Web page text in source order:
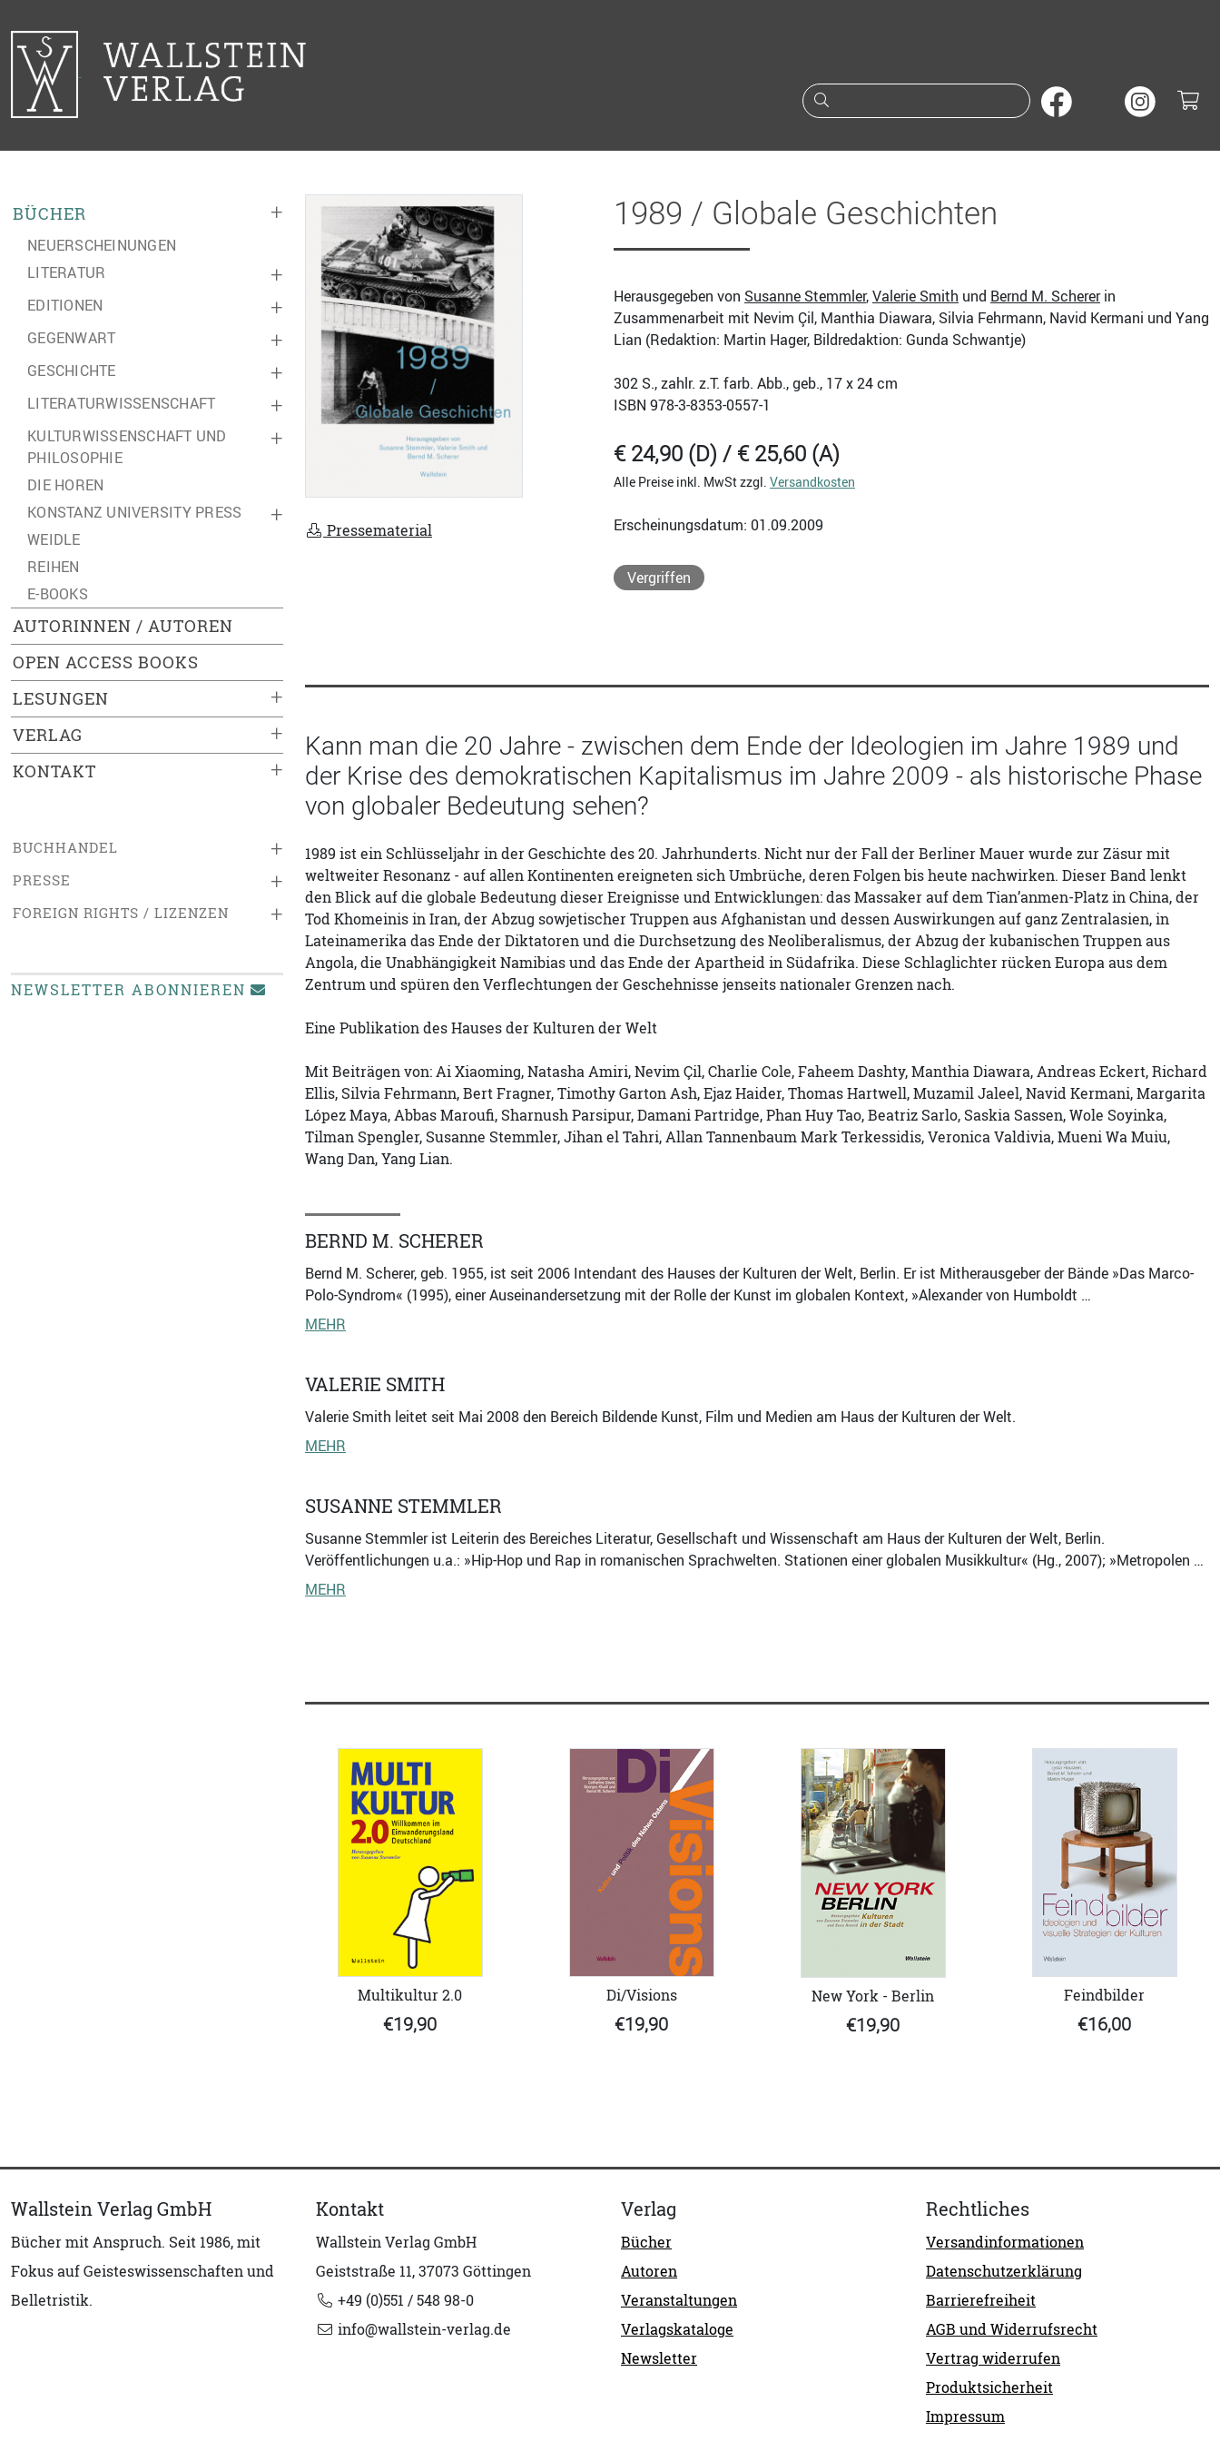
Suche nach Büchern oder
+
BÜCHER
NEUERSCHEINUNGEN
+
LITERATUR
+
EDITIONEN
+
GEGENWART
+
GESCHICHTE
+
LITERATURWISSENSCHAFT
+
KULTURWISSENSCHAFT UND
PHILOSOPHIE
DIE HOREN
+
KONSTANZ UNIVERSITY PRESS
WEIDLE
REIHEN
E-BOOKS
AUTORINNEN / AUTOREN
OPEN ACCESS BOOKS
+
LESUNGEN
+
VERLAG
+
KONTAKT
+
BUCHHANDEL
+
PRESSE
+
FOREIGN RIGHTS / LIZENZEN
NEWSLETTER ABONNIEREN
Pressematerial
1989 / Globale Geschichten
Herausgegeben von Susanne Stemmler,Valerie Smith und Bernd M. Schererin
Zusammenarbeit mit Nevim Çil, Manthia Diawara, Silvia Fehrmann, Navid Kermani und Yang
Lian (Redaktion: Martin Hager, Bildredaktion: Gunda Schwantje)
302 S., zahlr. z.T. farb. Abb., geb., 17 x 24 cm
ISBN 978-3-8353-0557-1
€ 24,90 (D) / € 25,60 (A)
Alle Preise inkl. MwSt zzgl. Versandkosten
Erscheinungsdatum: 01.09.2009
Vergriffen
Kann man die 20 Jahre - zwischen dem Ende der Ideologien im Jahre 1989 und
der Krise des demokratischen Kapitalismus im Jahre 2009 - als historische Phase
von globaler Bedeutung sehen?
1989 ist ein Schlüsseljahr in der Geschichte des 20. Jahrhunderts. Nicht nur der Fall der Berliner Mauer wurde zur Zäsur mit
weltweiter Resonanz - auf allen Kontinenten ereigneten sich Umbrüche, deren Folgen bis heute nachwirken. Dieser Band lenkt
den Blick auf die globale Bedeutung dieser Ereignisse und Entwicklungen: das Massaker auf dem Tian’anmen-Platz in China, der
Tod Khomeinis in Iran, der Abzug sowjetischer Truppen aus Afghanistan und dessen Auswirkungen auf ganz Zentralasien, in
Lateinamerika das Ende der Diktatoren und die Durchsetzung des Neoliberalismus, der Abzug der kubanischen Truppen aus
Angola, die Unabhängigkeit Namibias und das Ende der Apartheid in Südafrika. Diese Schlaglichter rücken Europa aus dem
Zentrum und spüren den Verflechtungen der Geschehnisse jenseits nationaler Grenzen nach.
Eine Publikation des Hauses der Kulturen der Welt
Mit Beiträgen von: Ai Xiaoming, Natasha Amiri, Nevim Çil, Charlie Cole, Faheem Dashty, Manthia Diawara, Andreas Eckert, Richard
Ellis, Silvia Fehrmann, Bert Fragner, Timothy Garton Ash, Ejaz Haider, Thomas Hartwell, Muzamil Jaleel, Navid Kermani, Margarita
López Maya, Abbas Maroufi, Sharnush Parsipur, Damani Partridge, Phan Huy Tao, Beatriz Sarlo, Saskia Sassen, Wole Soyinka,
Tilman Spengler, Susanne Stemmler, Jihan el Tahri, Allan Tannenbaum Mark Terkessidis, Veronica Valdivia, Mueni Wa Muiu,
Wang Dan, Yang Lian.
BERND M. SCHERER
Bernd M. Scherer, geb. 1955, ist seit 2006 Intendant des Hauses der Kulturen der Welt, Berlin. Er ist Mitherausgeber der Bände »Das Marco-
Polo-Syndrom« (1995), einer Auseinandersetzung mit der Rolle der Kunst im globalen Kontext, »Alexander von Humboldt …
MEHR
VALERIE SMITH
Valerie Smith leitet seit Mai 2008 den Bereich Bildende Kunst, Film und Medien am Haus der Kulturen der Welt.
MEHR
SUSANNE STEMMLER
Susanne Stemmler ist Leiterin des Bereiches Literatur, Gesellschaft und Wissenschaft am Haus der Kulturen der Welt, Berlin.
Veröffentlichungen u.a.: »Hip-Hop und Rap in romanischen Sprachwelten. Stationen einer globalen Musikkultur« (Hg., 2007); »Metropolen …
MEHR
Multikultur 2.0
€19,90
Di/Visions
€19,90
New York - Berlin
€19,90
Feindbilder
€16,00
Wallstein Verlag GmbH
Bücher mit Anspruch. Seit 1986, mit
Fokus auf Geisteswissenschaften und
Belletristik.
Kontakt
Wallstein Verlag GmbH
Geiststraße 11, 37073 Göttingen
+49 (0)551 / 548 98-0
info@wallstein-verlag.de
Verlag
Bücher
Autoren
Veranstaltungen
Verlagskataloge
Newsletter
Rechtliches
Versandinformationen
Datenschutzerklärung
Barrierefreiheit
AGB und Widerrufsrecht
Vertrag widerrufen
Produktsicherheit
Impressum